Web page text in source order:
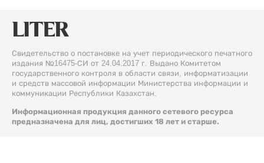
Свидетельство о постановке на учет периодического печатного
издания №16475-СИ от 24.04.2017 г. Выдано Комитетом
государственного контроля в области связи, информатизации
и средств массовой информации Министерства информации и
коммуникации Республики Казахстан.
Информационная продукция данного сетевого ресурса
предназначена для лиц, достигших 18 лет и старше.